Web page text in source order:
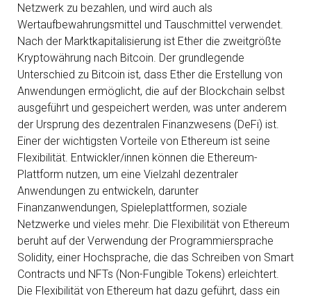
Netzwerk zu bezahlen, und wird auch als
Wertaufbewahrungsmittel und Tauschmittel verwendet.
Nach der Marktkapitalisierung ist Ether die zweitgrößte
Kryptowährung nach Bitcoin. Der grundlegende
Unterschied zu Bitcoin ist, dass Ether die Erstellung von
Anwendungen ermöglicht, die auf der Blockchain selbst
ausgeführt und gespeichert werden, was unter anderem
der Ursprung des dezentralen Finanzwesens (DeFi) ist.
Einer der wichtigsten Vorteile von Ethereum ist seine
Flexibilität. Entwickler/innen können die Ethereum-
Plattform nutzen, um eine Vielzahl dezentraler
Anwendungen zu entwickeln, darunter
Finanzanwendungen, Spieleplattformen, soziale
Netzwerke und vieles mehr. Die Flexibilität von Ethereum
beruht auf der Verwendung der Programmiersprache
Solidity, einer Hochsprache, die das Schreiben von Smart
Contracts und NFTs (Non-Fungible Tokens) erleichtert.
Die Flexibilität von Ethereum hat dazu geführt, dass ein